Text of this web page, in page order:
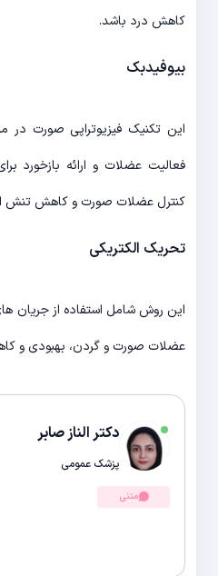
کاهش درد باشد.
بیوفیدبک
این تکنیک فیزیوتراپی صورت در
فعالیت عضلات و ارائه بازخورد
کنترل عضلات صورت و کاهش تنش
تحریک الکتریکی
این روش شامل استفاده از جریان
عضلات صورت و گردن، بهبودی و
دکتر الناز صابر
پزشک عمومی
متنی